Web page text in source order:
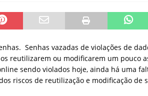
guardrails, a autonomia da IA se torna um risco
Senhas vazadas de violações de
reutilizarem ou modificarem um pouco
sendo violados hoje, ainda há uma
riscos de reutilização e modificação de